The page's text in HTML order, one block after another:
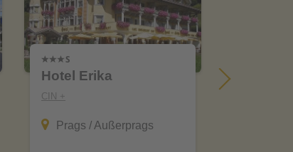
Hotel Erika
CIN +
Prags / Außerprags